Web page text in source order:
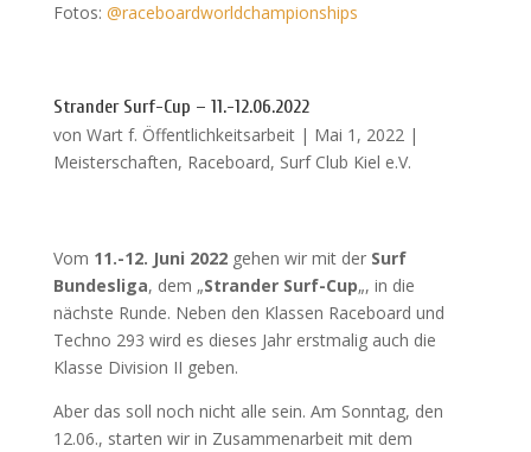
Fotos: @raceboardworldchampionships
Strander Surf-Cup – 11.-12.06.2022
von Wart f. Öffentlichkeitsarbeit| Mai 1, 2022|
Meisterschaften, Raceboard, Surf Club Kiel e.V.
Vom 11.-12. Juni 2022gehen wir mit der Surf
Bundesliga, dem „Strander Surf-Cup„, in die
nächste Runde. Neben den Klassen Raceboard und
Techno 293 wird es dieses Jahr erstmalig auch die
Klasse Division II geben.
Aber das soll noch nicht alle sein. Am Sonntag, den
12.06., starten wir in Zusammenarbeit mit dem